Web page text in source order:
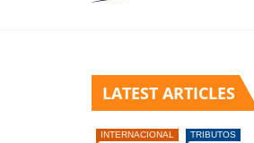
LATEST ARTICLES
INTERNACIONAL TRIBUTOS